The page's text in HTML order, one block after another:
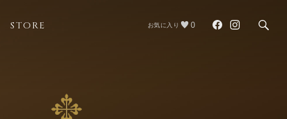
STORE お気に入り 0